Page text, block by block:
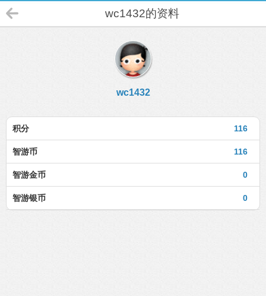
wc1432的资料
wc1432
116
积分
116
智游币
0
智游金币
0
智游银币